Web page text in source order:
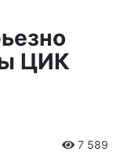
ЦИК
7 589